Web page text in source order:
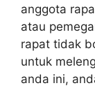
anggota
atau
rapat tidak
untuk
anda ini,